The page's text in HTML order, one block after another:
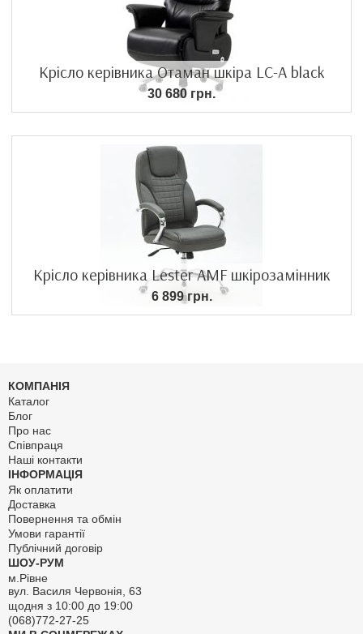
Крісло керівника Отаман шкіра LC-A black
30 680 грн.
Крісло керівника Lester AMF шкірозамінник
6 899 грн.
КОМПАНІЯ
Каталог
Блог
Про нас
Співпраця
Наші контакти
ІНФОРМАЦІЯ
Як оплатити
Доставка
Повернення та обмін
Умови гарантії
Публічний договір
ШОУ-РУМ
м.Рівне
вул. Василя Червонія, 63
щодня з 10:00 до 19:00
(068)772-27-25